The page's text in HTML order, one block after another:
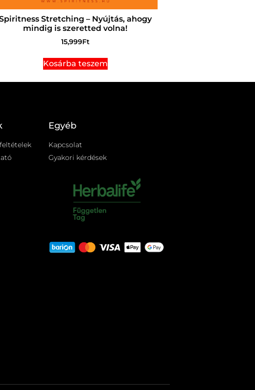
Stretching – Nyújtás, ahogy
mindig is szeretted volna!
15,999Ft
Kosárba teszem
Egyéb
Kapcsolat
Gyakori kérdések